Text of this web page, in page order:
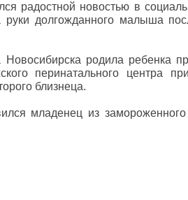
радостной новостью в
долгожданного малыша
Новосибирска родила ребенка
перинатального центра
близнеца.
младенец из